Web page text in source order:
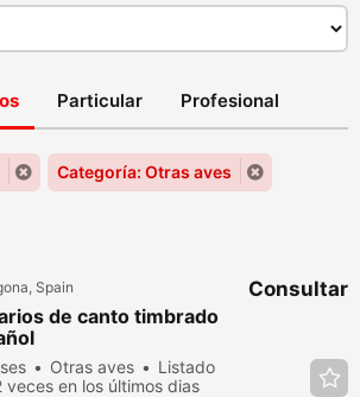
Particular Profesional
Categoría: Otras aves
Spain
de canto timbrado
Otras aves
Listado
veces en los últimos dias
Consultar